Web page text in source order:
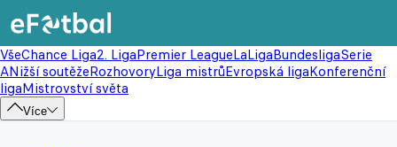
VšeChance Liga2. LigaPremier LeagueLaLigaBundesligaSerie
ANižší soutěžeRozhovoryLiga mistrůEvropská ligaKonferenční
ligaMistrovství světa
Více